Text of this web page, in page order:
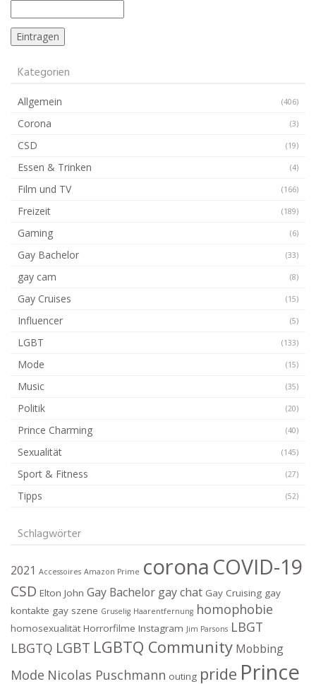
Kategorien
Allgemein (406)
Corona (3)
CSD (19)
Essen & Trinken (4)
Film und TV (166)
Freizeit (189)
Gaming (6)
Gay Bachelor (33)
gay cam (8)
Gay Cruises (15)
Influencer (5)
LGBT (133)
Mode (15)
Music (35)
Politik (20)
Prince Charming (40)
Sexualität (145)
Sport & Fitness (27)
Tipps (52)
Schlagwörter
2021 Accessoires Amazon Prime corona COVID-19
CSD Elton John Gay Bachelor gay chat Gay Cruising gay
kontakte gay szene Gruselig Haarentfernung homophobie
homosexualität Horrorfilme Instagram Jim Parsons LBGT
LBGTQ LGBT LGBTQ Community Mobbing
Mode Nicolas Puschmann outing pride Prince